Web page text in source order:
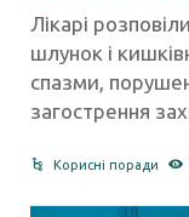
Лікарі
шлунок і
спазми,
загострення
Корисні поради